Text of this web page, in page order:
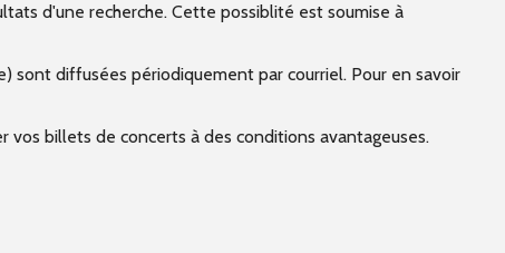
d'une recherche. Cette possiblité est soumise à
sont diffusées périodiquement par courriel. Pour en savoir
billets de concerts à des conditions avantageuses.